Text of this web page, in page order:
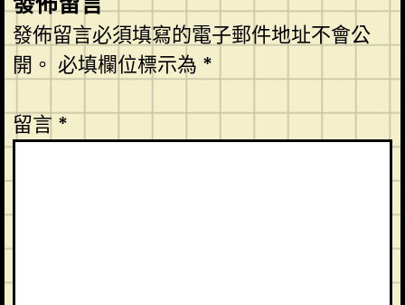
發佈留言必須填寫的電子郵件地址不會公
開。 必填欄位標示為 *
留言 *